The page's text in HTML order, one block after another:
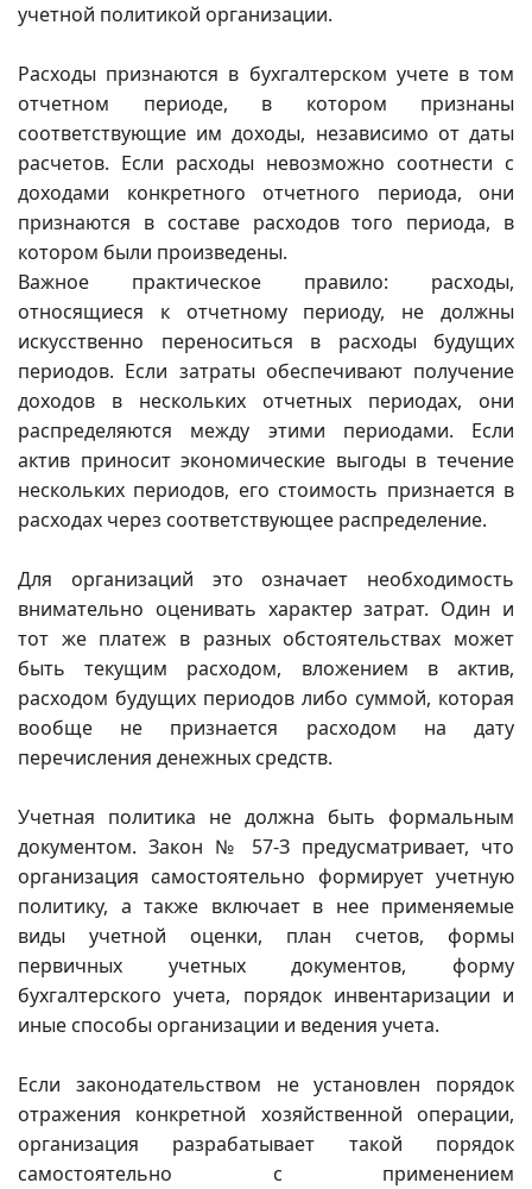
учетной политикой организации.
Расходы признаются в бухгалтерском учете в том
отчетном периоде, в котором признаны
соответствующие им доходы, независимо от даты
расчетов. Если расходы невозможно соотнести с
доходами конкретного отчетного периода, они
признаются в составе расходов того периода, в
котором были произведены.
Важное практическое правило: расходы,
относящиеся к отчетному периоду, не должны
искусственно переноситься в расходы будущих
периодов. Если затраты обеспечивают получение
доходов в нескольких отчетных периодах, они
распределяются между этими периодами. Если
актив приносит экономические выгоды в течение
нескольких периодов, его стоимость признается в
расходах через соответствующее распределение.
Для организаций это означает необходимость
внимательно оценивать характер затрат. Один и
тот же платеж в разных обстоятельствах может
быть текущим расходом, вложением в актив,
расходом будущих периодов либо суммой, которая
вообще не признается расходом на дату
перечисления денежных средств.
Учетная политика не должна быть формальным
документом. Закон № 57-З предусматривает, что
организация самостоятельно формирует учетную
политику, а также включает в нее применяемые
виды учетной оценки, план счетов, формы
первичных учетных документов, форму
бухгалтерского учета, порядок инвентаризации и
иные способы организации и ведения учета.
Если законодательством не установлен порядок
отражения конкретной хозяйственной операции,
организация разрабатывает такой порядок
самостоятельно с применением